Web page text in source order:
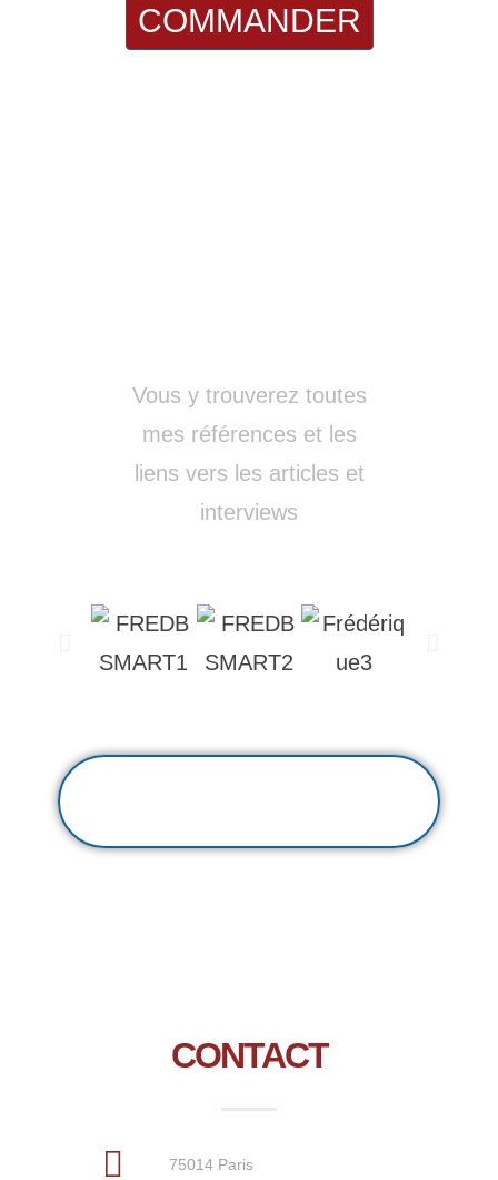
COMMANDER
Vous y trouverez toutes
mes références et les
liens vers les articles et
interviews
CONTACT
75014 Paris